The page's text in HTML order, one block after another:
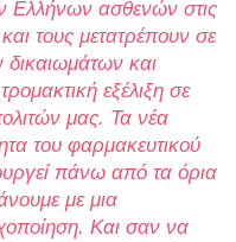
ασθενών στις
τους μετατρέπουν σε
και
εξέλιξη σε
μας. Τα νέα
του φαρμακευτικού
πάνω από τα όρια
με μια
Και σαν να